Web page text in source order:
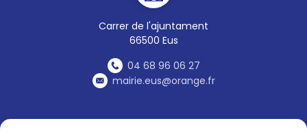
Carrer de l'ajuntament
66500 Eus
04 68 96 06 27
mairie.eus@orange.fr